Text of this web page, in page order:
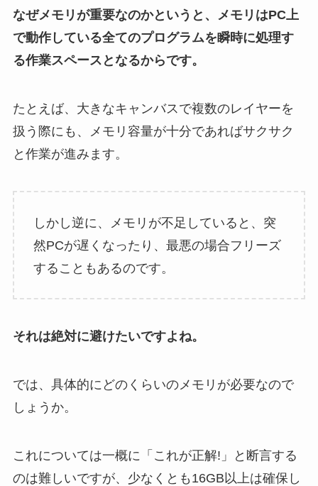
なぜメモリが重要なのかというと、メモリはPC上
で動作している全てのプログラムを瞬時に処理す
る作業スペースとなるからです。
たとえば、大きなキャンバスで複数のレイヤーを
扱う際にも、メモリ容量が十分であればサクサク
と作業が進みます。
しかし逆に、メモリが不足していると、突
然PCが遅くなったり、最悪の場合フリーズ
することもあるのです。
それは絶対に避けたいですよね。
では、具体的にどのくらいのメモリが必要なので
しょうか。
これについては一概に「これが正解!」と断言する
のは難しいですが、少なくとも16GB以上は確保し